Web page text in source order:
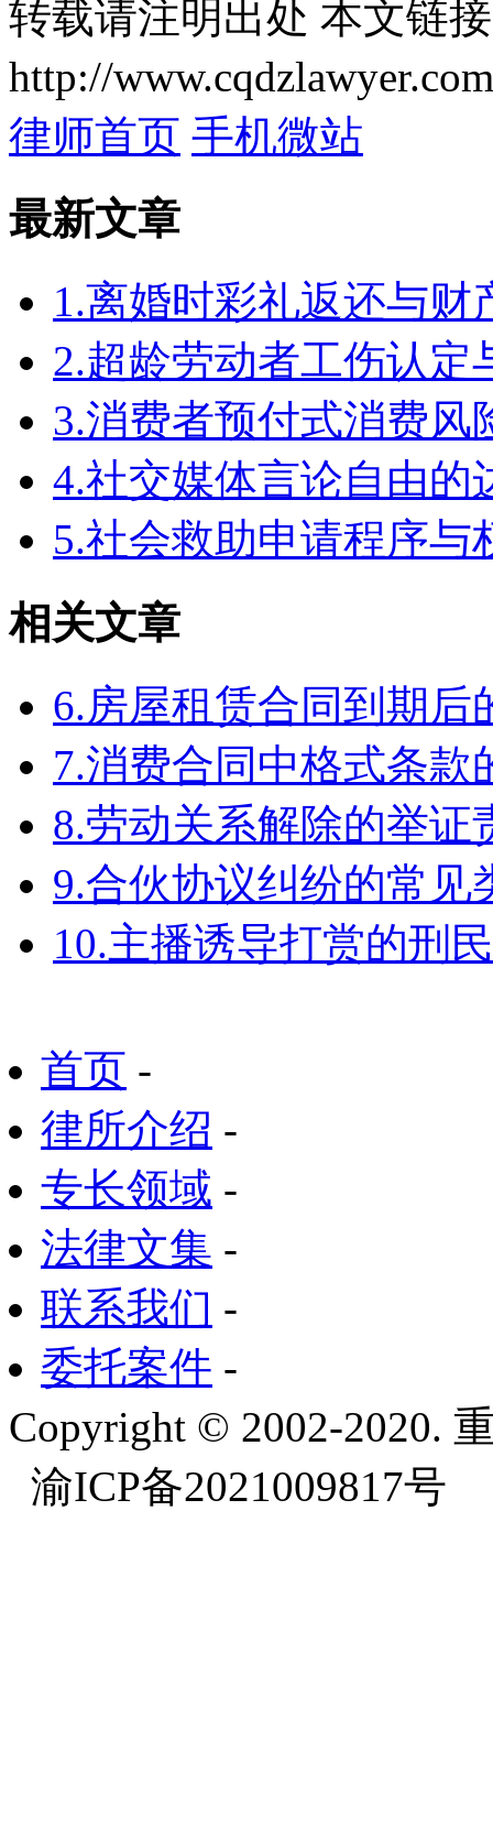
转载请注明出处 本文链
http://
律师首页 手机微站
最新文章
1.离婚时彩礼返还与财
2.超龄劳动者工伤认定
3.消费者预付式消费风
4.社交媒体言论自由
5.社会救助申请程序与
相关文章
6.房屋租赁合同到期后
7.消费合同中格式条款
8.劳动关系解除的举证
9.合伙协议纠纷的常见
10.主播诱导打赏的刑
首页 -
律所介绍 -
专长领域 -
法律文集 -
联系我们 -
委托案件 -
Copyright © 2002-2020.
渝ICP备2021009817号